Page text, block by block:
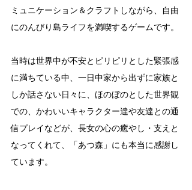
ミュニケーション＆クラフトしながら、自由
にのんびり島ライフを満喫するゲームです。
当時は世界中が不安とピリピリとした緊張感
に満ちている中、一日中家から出ずに家族と
しか話さない日々に、ほのぼのとした世界観
での、かわいいキャラクター達や友達との通
信プレイなどが、長女の心の癒やし・支えと
なってくれて、「あつ森」にも本当に感謝し
ています。